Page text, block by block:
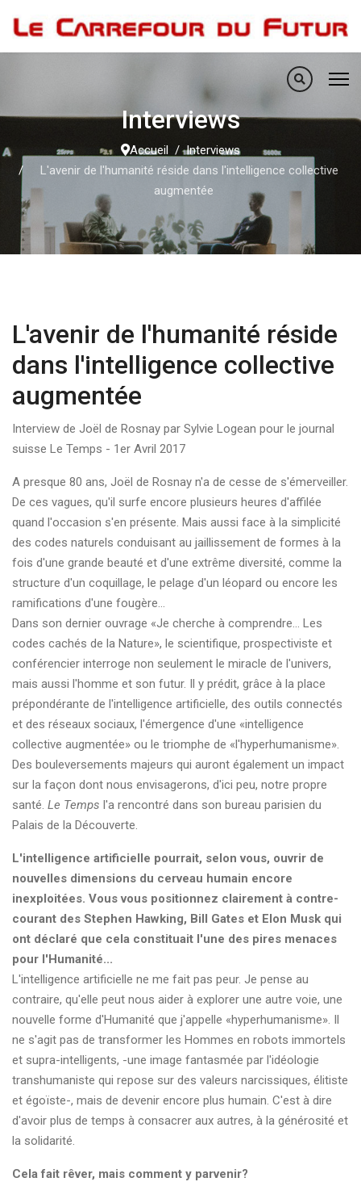
Interviews
Accueil
Interviews
L'avenir de l'humanité réside dans l'intelligence collective
augmentée
L'avenir de l'humanité réside
dans l'intelligence collective
augmentée
Interview de Joël de Rosnay par Sylvie Logean pour le journal
suisse Le Temps - 1er Avril 2017
A presque 80 ans, Joël de Rosnay n'a de cesse de s'émerveiller.
De ces vagues, qu'il surfe encore plusieurs heures d'affilée
quand l'occasion s'en présente. Mais aussi face à la simplicité
des codes naturels conduisant au jaillissement de formes à la
fois d'une grande beauté et d'une extrême diversité, comme la
structure d'un coquillage, le pelage d'un léopard ou encore les
ramifications d'une fougère...
Dans son dernier ouvrage «Je cherche à comprendre... Les
codes cachés de la Nature», le scientifique, prospectiviste et
conférencier interroge non seulement le miracle de l'univers,
mais aussi l'homme et son futur. Il y prédit, grâce à la place
prépondérante de l'intelligence artificielle, des outils connectés
et des réseaux sociaux, l'émergence d'une «intelligence
collective augmentée» ou le triomphe de «l'hyperhumanisme».
Des bouleversements majeurs qui auront également un impact
sur la façon dont nous envisagerons, d'ici peu, notre propre
santé. Le Temps l'a rencontré dans son bureau parisien du
Palais de la Découverte.
L'intelligence artificielle pourrait, selon vous, ouvrir de
nouvelles dimensions du cerveau humain encore
inexploitées. Vous vous positionnez clairement à contre-
courant des Stephen Hawking, Bill Gates et Elon Musk qui
ont déclaré que cela constituait l'une des pires menaces
pour l'Humanité...
L'intelligence artificielle ne me fait pas peur. Je pense au
contraire, qu'elle peut nous aider à explorer une autre voie, une
nouvelle forme d'Humanité que j'appelle «hyperhumanisme». Il
ne s'agit pas de transformer les Hommes en robots immortels
et supra-intelligents, -une image fantasmée par l'idéologie
transhumaniste qui repose sur des valeurs narcissiques, élitiste
et égoïste-, mais de devenir encore plus humain. C'est à dire
d'avoir plus de temps à consacrer aux autres, à la générosité et
la solidarité.
Cela fait rêver, mais comment y parvenir?